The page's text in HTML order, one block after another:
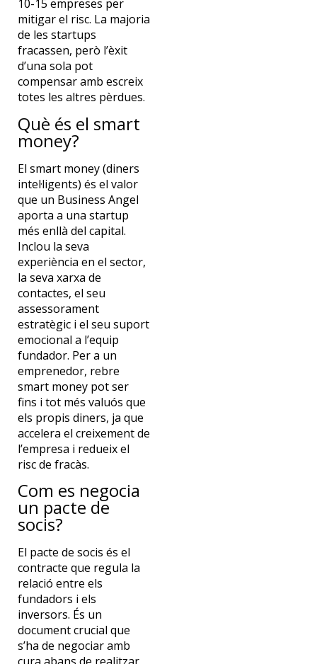
10-15 empreses per
mitigar el risc. La majoria
de les startups
fracassen, però l’èxit
d’una sola pot
compensar amb escreix
totes les altres pèrdues.
Què és el smart
money?
El smart money (diners
intel·ligents) és el valor
que un Business Angel
aporta a una startup
més enllà del capital.
Inclou la seva
experiència en el sector,
la seva xarxa de
contactes, el seu
assessorament
estratègic i el seu suport
emocional a l’equip
fundador. Per a un
emprenedor, rebre
smart money pot ser
fins i tot més valuós que
els propis diners, ja que
accelera el creixement de
l’empresa i redueix el
risc de fracàs.
Com es negocia
un pacte de
socis?
El pacte de socis és el
contracte que regula la
relació entre els
fundadors i els
inversors. És un
document crucial que
s’ha de negociar amb